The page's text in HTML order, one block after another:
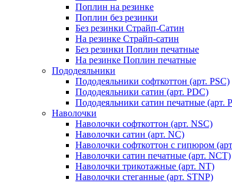
Поплин на резинке
Поплин без резинки
Без резинки Страйп-Сатин
На резинке Страйп-сатин
Без резинки Поплин печатные
На резинке Поплин печатные
Пододеяльники
Пододеяльники софткоттон (арт. PSC)
Пододеяльники сатин (арт. PDC)
Пододеяльники сатин печатные (арт.
Наволочки
Наволочки софткоттон (арт. NSC)
Наволочки сатин (арт. NC)
Наволочки софткоттон с гипюром
Наволочки сатин печатные (арт. NCT)
Наволочки трикотажные (арт. NT)
Наволочки стеганные (арт. STNP)